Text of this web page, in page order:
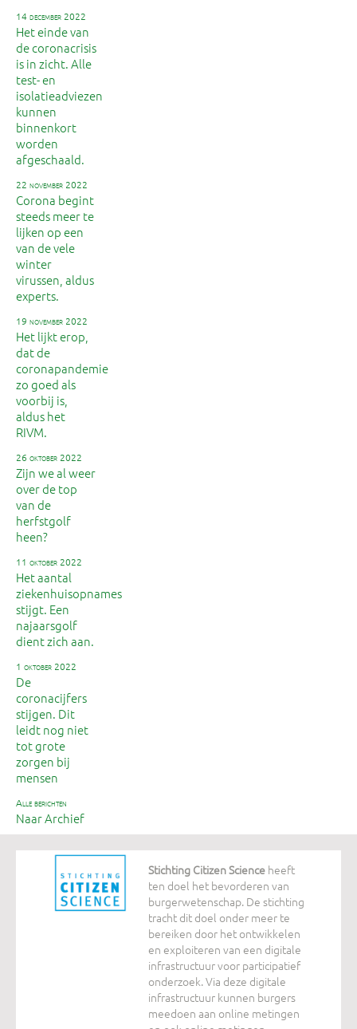
14 december 2022
Het einde van
de coronacrisis
is in zicht. Alle
test- en
isolatieadviezen
kunnen
binnenkort
worden
afgeschaald.
22 november 2022
Corona begint
steeds meer te
lijken op een
van de vele
winter
virussen, aldus
experts.
19 november 2022
Het lijkt erop,
dat de
coronapandemie
zo goed als
voorbij is,
aldus het
RIVM.
26 oktober 2022
Zijn we al weer
over de top
van de
herfstgolf
heen?
11 oktober 2022
Het aantal
ziekenhuisopnames
stijgt. Een
najaarsgolf
dient zich aan.
1 oktober 2022
De
coronacijfers
stijgen. Dit
leidt nog niet
tot grote
zorgen bij
mensen
alle berichten
Naar Archief
Stichting Citizen Scienceheeft
ten doel het bevorderen van
burgerwetenschap. De stichting
tracht dit doel onder meer te
bereiken door het ontwikkelen
en exploiteren van een digitale
infrastructuur voor participatief
onderzoek. Via deze digitale
infrastructuur kunnen burgers
meedoen aan online metingen